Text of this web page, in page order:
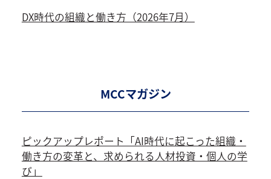
DX時代の組織と働き方（2026年7月）
MCCマガジン
ピックアップレポート「AI時代に起こった組織・
働き方の変革と、求められる人材投資・個人の学
び」